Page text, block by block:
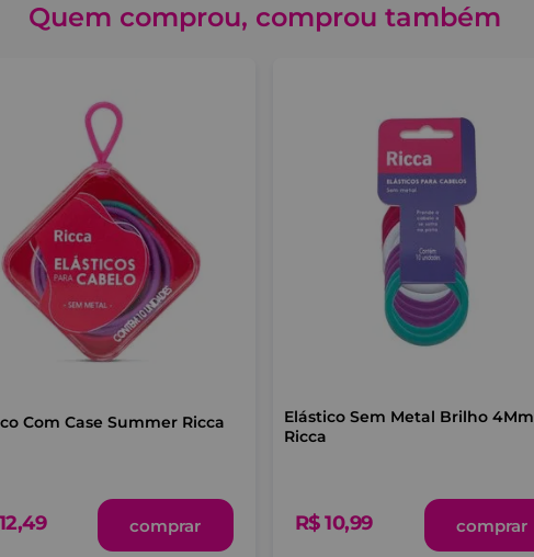
Quem comprou, comprou também
Com Case Summer Ricca
12,49 comprar
Elástico Sem Metal Brilho 4Mm
Ricca
R$ 10,99 comprar